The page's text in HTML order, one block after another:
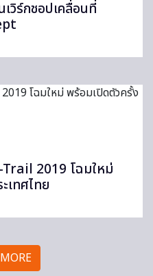
วิร์กชอปเคลื่อนที่
2019 โฉมใหม่
เทศไทย